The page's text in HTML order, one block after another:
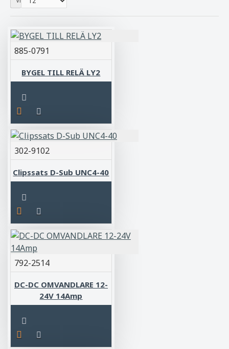
885-0791
BYGEL TILL RELÄ LY2
302-9102
Clipssats D-Sub UNC4-40
792-2514
DC-DC OMVANDLARE 12-
24V 14Amp